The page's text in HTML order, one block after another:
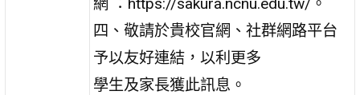
四、敬請於貴校官網、社群網路平台
予以友好連結，以利更多
學生及家長獲此訊息。